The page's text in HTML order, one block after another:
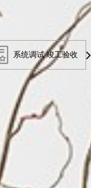
系统调试 竣工验收